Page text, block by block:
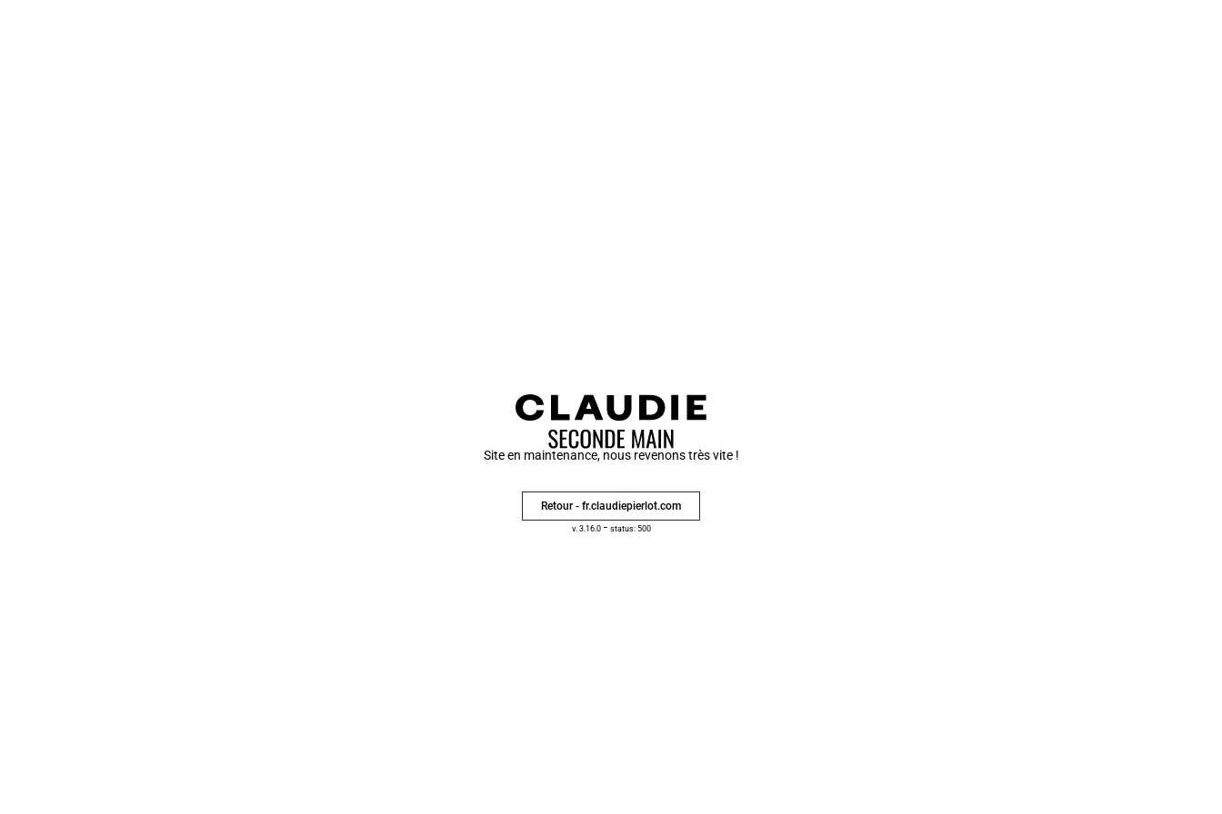
Site en maintenance, nous revenons très vite !
Retour - fr.claudiepierlot.com
v. 3.16.0- status: 500